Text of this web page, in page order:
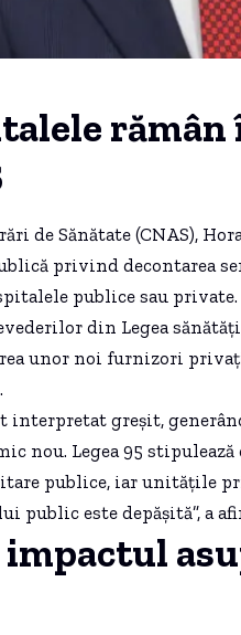
rămân
de Sănătate (CNAS),
privind decontarea
publice sau private.
din Legea
unor noi furnizori
interpretat greșit,
nou. Legea 95
publice, iar unitățile
public este depășită”, a